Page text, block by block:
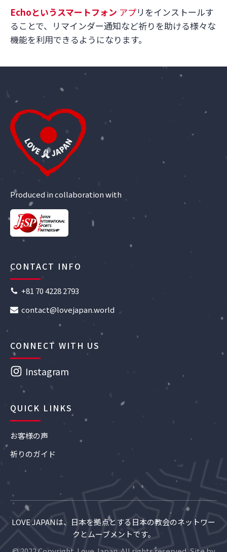
Echoというスマートフォン アプリをインストールす
ることで、リマインダー通知など祈りを助ける様々な
機能を利用できるようになります。
Produced in collaboration with
CONTACT INFO
+81 70 4228 2793
contact@lovejapan.world
CONNECT WITH US
Instagram
QUICK LINKS
お客様の声
祈りのガイド
LOVE JAPANは、日本を拠点とする日本の教会のネットワー
クとムーブメントです。